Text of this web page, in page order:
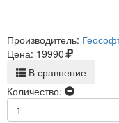
Производитель:
Цена: 19990
В сравнение
Количество: